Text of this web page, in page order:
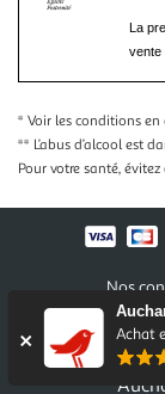
Achat
La
vente
* Voir les conditions en
** L’abus d’alcool est
Pour votre santé,
Nos
Conditions des
Politique de